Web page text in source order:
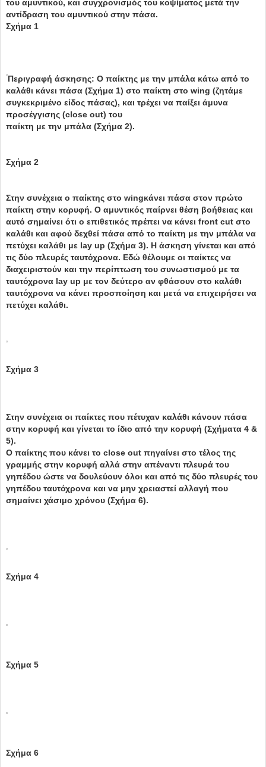
του αμυντικού, και συγχρονισμός του κοψίματος μετά την
αντίδραση του αμυντικού στην πάσα.
Σχήμα 1
Περιγραφή άσκησης: Ο παίκτης με την μπάλα κάτω από το
καλάθι κάνει πάσα (Σχήμα 1) στο παίκτη στο wing (ζητάμε
συγκεκριμένο είδος πάσας), και τρέχει να παίξει άμυνα
προσέγγισης (close out) του
παίκτη με την μπάλα (Σχήμα 2).
Σχήμα 2
Στην συνέχεια ο παίκτης στο wingκάνει πάσα στον πρώτο
παίκτη στην κορυφή. Ο αμυντικός παίρνει θέση βοήθειας και
αυτό σημαίνει ότι ο επιθετικός πρέπει να κάνει front cut στο
καλάθι και αφού δεχθεί πάσα από το παίκτη με την μπάλα να
πετύχει καλάθι με lay up (Σχήμα 3). Η άσκηση γίνεται και από
τις δύο πλευρές ταυτόχρονα. Εδώ θέλουμε οι παίκτες να
διαχειριστούν και την περίπτωση του συνωστισμού με τα
ταυτόχρονα lay up με τον δεύτερο αν φθάσουν στο καλάθι
ταυτόχρονα να κάνει προσποίηση και μετά να επιχειρήσει να
πετύχει καλάθι.
Σχήμα 3
Στην συνέχεια οι παίκτες που πέτυχαν καλάθι κάνουν πάσα
στην κορυφή και γίνεται το ίδιο από την κορυφή (Σχήματα 4 &
5).
Ο παίκτης που κάνει το close out πηγαίνει στο τέλος της
γραμμής στην κορυφή αλλά στην απέναντι πλευρά του
γηπέδου ώστε να δουλεύουν όλοι και από τις δύο πλευρές του
γηπέδου ταυτόχρονα και να μην χρειαστεί αλλαγή που
σημαίνει χάσιμο χρόνου (Σχήμα 6).
Σχήμα 4
Σχήμα 5
Σχήμα 6